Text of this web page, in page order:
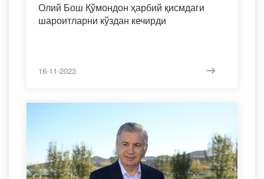
Олий Бош Қўмондон ҳарбий қисмдаги
шароитларни кўздан кечирди
16-11-2023